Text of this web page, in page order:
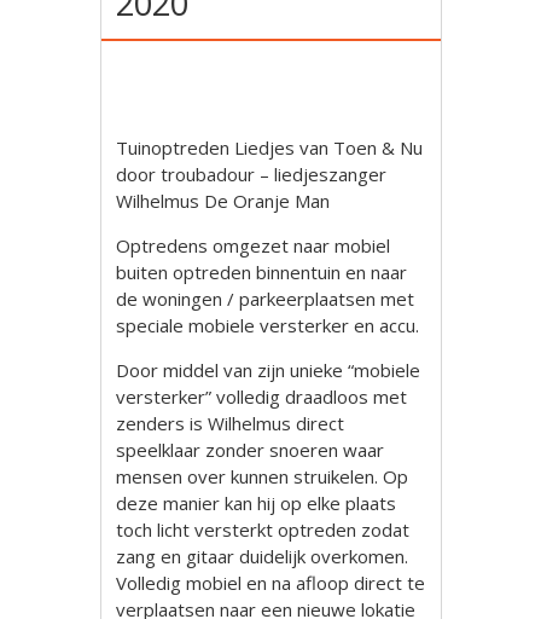
Tuinoptreden Liedjes van Toen & Nu
door troubadour – liedjeszanger
Wilhelmus De Oranje Man
Optredens omgezet naar mobiel
buiten optreden binnentuin en naar
de woningen / parkeerplaatsen met
speciale mobiele versterker en accu.
Door middel van zijn unieke “mobiele
versterker” volledig draadloos met
zenders is Wilhelmus direct
speelklaar zonder snoeren waar
mensen over kunnen struikelen. Op
deze manier kan hij op elke plaats
toch licht versterkt optreden zodat
zang en gitaar duidelijk overkomen.
Volledig mobiel en na afloop direct te
verplaatsen naar een nieuwe lokatie